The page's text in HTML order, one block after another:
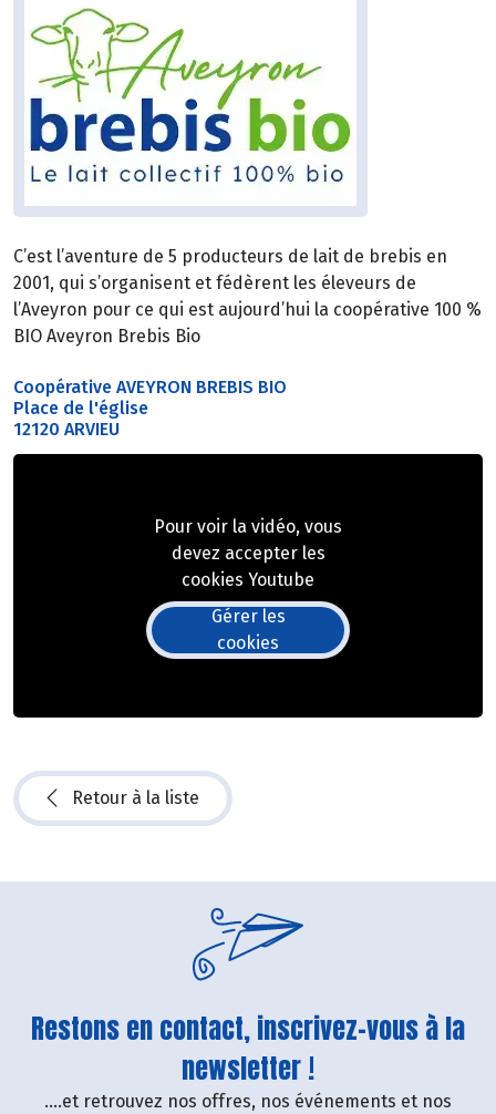
C’est l’aventure de 5 producteurs de lait de brebis en
2001, qui s’organisent et fédèrent les éleveurs de
l’Aveyron pour ce qui est aujourd’hui la coopérative 100 %
BIO Aveyron Brebis Bio
Coopérative AVEYRON BREBIS BIO
Place de l'église
12120 ARVIEU
Pour voir la vidéo, vous
devez accepter les
cookies Youtube
Gérer les
cookies
Retour à la liste
Restons en contact, inscrivez-vous à la
newsletter !
....et retrouvez nos offres, nos événements et nos